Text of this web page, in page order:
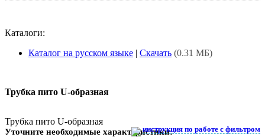
Каталоги:
Каталог на русском языке | Скачать (0.31 МБ)
Трубка пито U-образная
Трубка пито U-образная
Уточните необходимые характеристики:инструкция по работе с фильтром